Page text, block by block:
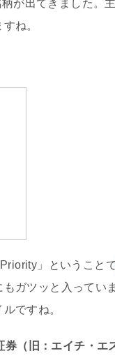
が出てきました。
ね。
」ということ
ガツッと入ってい
ですね。
（旧：エイチ・エ